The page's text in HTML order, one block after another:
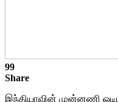
99
Share
இந்தியாவின் முன்னணி